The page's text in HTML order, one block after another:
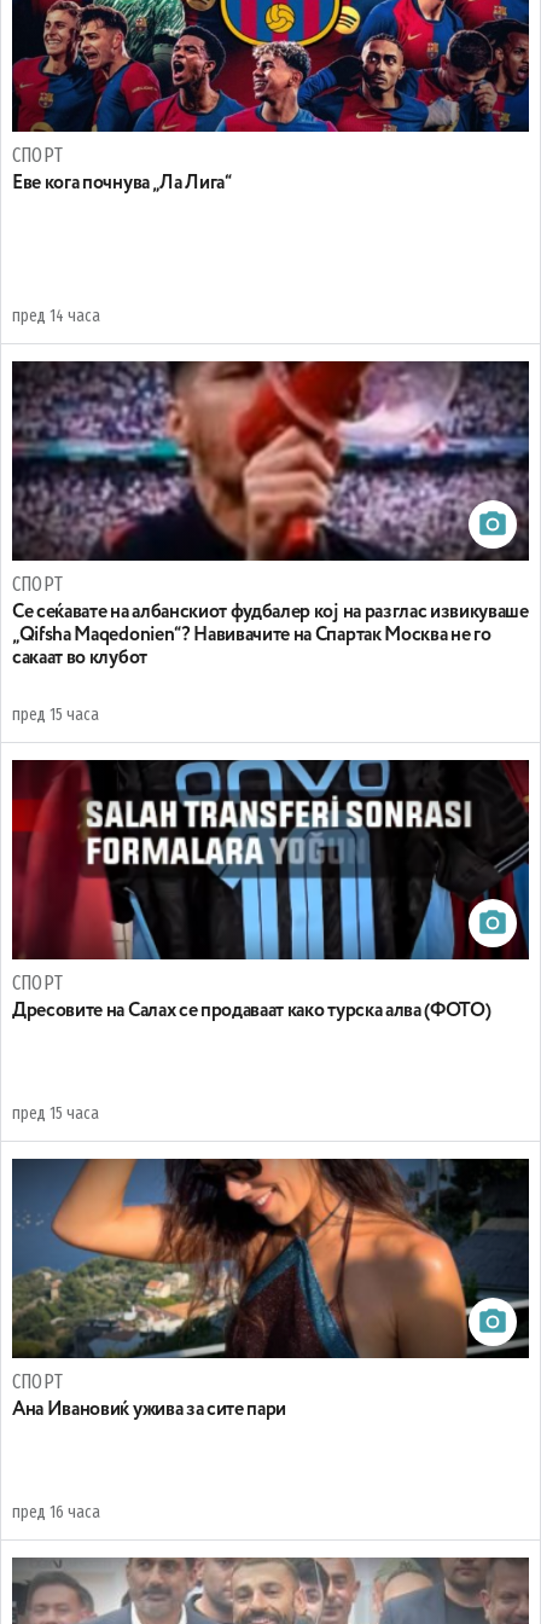
СПОРТ
Еве кога почнува „Ла Лига“
пред 14 часа
СПОРТ
Се сеќавате на албанскиот фудбалер кој на разглас извикуваше
„Qifsha Maqedonien“? Навивачите на Спартак Москва не го
сакаат во клубот
пред 15 часа
СПОРТ
Дресовите на Салах се продаваат како турска алва (ФОТО)
пред 15 часа
СПОРТ
Ана Ивановиќ ужива за сите пари
пред 16 часа